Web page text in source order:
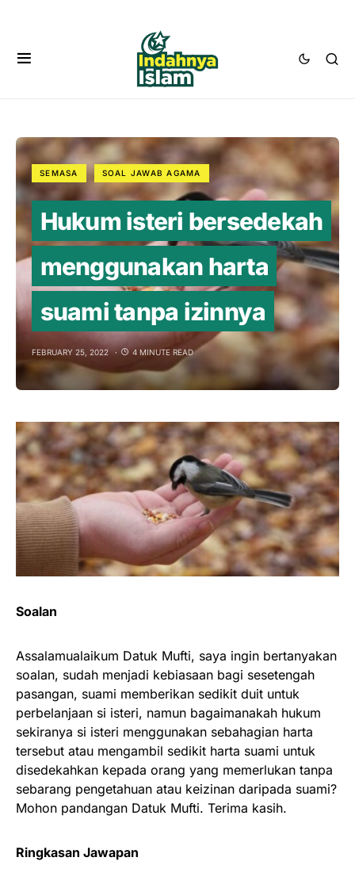
SEMASA SOAL JAWAB AGAMA
Hukum isteri bersedekah
menggunakan harta
suami tanpa izinnya
FEBRUARY 25, 2022 4 MINUTE READ
Soalan
Assalamualaikum Datuk Mufti, saya ingin bertanyakan
soalan, sudah menjadi kebiasaan bagi sesetengah
pasangan, suami memberikan sedikit duit untuk
perbelanjaan si isteri, namun bagaimanakah hukum
sekiranya si isteri menggunakan sebahagian harta
tersebut atau mengambil sedikit harta suami untuk
disedekahkan kepada orang yang memerlukan tanpa
sebarang pengetahuan atau keizinan daripada suami?
Mohon pandangan Datuk Mufti. Terima kasih.
Ringkasan Jawapan